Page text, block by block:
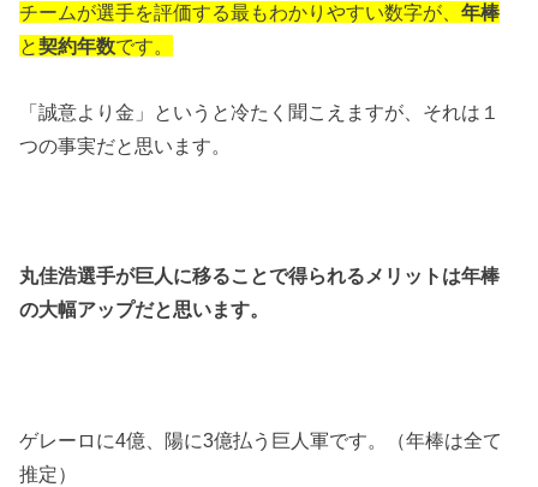
チームが選手を評価する最もわかりやすい数字が、年棒
と契約年数です。
「誠意より金」というと冷たく聞こえますが、それは１
つの事実だと思います。
丸佳浩選手が巨人に移ることで得られるメリットは年棒
の大幅アップだと思います。
ゲレーロに4億、陽に3億払う巨人軍です。（年棒は全て
推定）